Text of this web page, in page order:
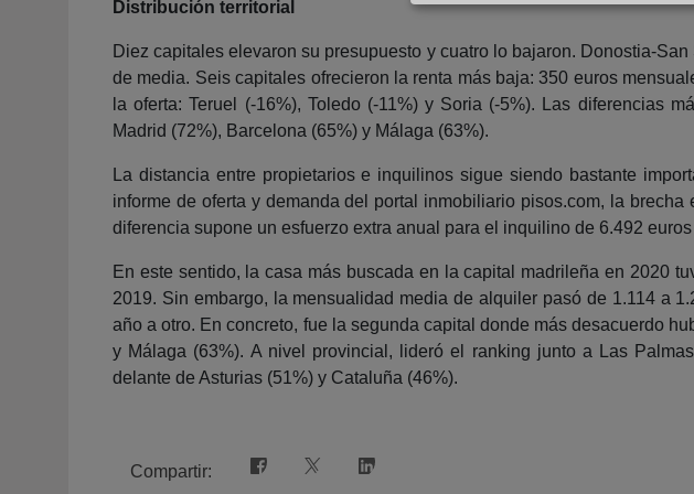
Distribución territorial
Diez capitales elevaron su presupuesto y cuatro lo bajaron. Donostia-
de media. Seis capitales ofrecieron la renta más baja: 350 euros
la oferta: Teruel (-16%), Toledo (-11%) y Soria (-5%). Las diferencias
Madrid (72%), Barcelona (65%) y Málaga (63%).
La distancia entre propietarios e inquilinos sigue siendo bastante
informe de oferta y demanda del portal inmobiliario pisos.com, la
diferencia supone un esfuerzo extra anual para el inquilino de 6.492
En este sentido, la casa más buscada en la capital madrileña en 2020
2019. Sin embargo, la mensualidad media de alquiler pasó de 1.114 a
año a otro. En concreto, fue la segunda capital donde más desacuerdo
y Málaga (63%). A nivel provincial, lideró el ranking junto a Las
delante de Asturias (51%) y Cataluña (46%).
Compartir: